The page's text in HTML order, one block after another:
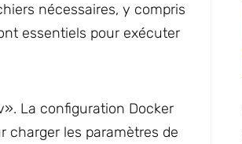
nécessaires, y compris
essentiels pour exécuter
La configuration Docker
charger les paramètres de